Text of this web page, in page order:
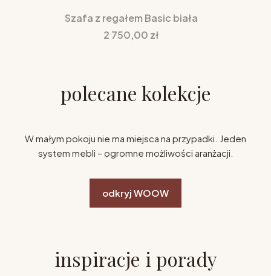
Szafa z regałem Basic biała
Cena
2 750,00 zł
polecane kolekcje
W małym pokoju nie ma miejsca na przypadki. Jeden
system mebli – ogromne możliwości aranżacji.
odkryj WOOW
inspiracje i porady